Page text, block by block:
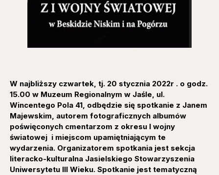
W najbliższy czwartek, tj. 20 stycznia 2022r . o godz.
15.00 w Muzeum Regionalnym w Jaśle, ul.
Wincentego Pola 41, odbędzie się spotkanie z Janem
Majewskim, autorem fotograficznych albumów
poświęconych cmentarzom z okresu I wojny
światowej i miejscom upamiętniającym te
wydarzenia. Organizatorem spotkania jest sekcja
literacko-kulturalna Jasielskiego Stowarzyszenia
Uniwersytetu III Wieku. Spotkanie jest tematyczną